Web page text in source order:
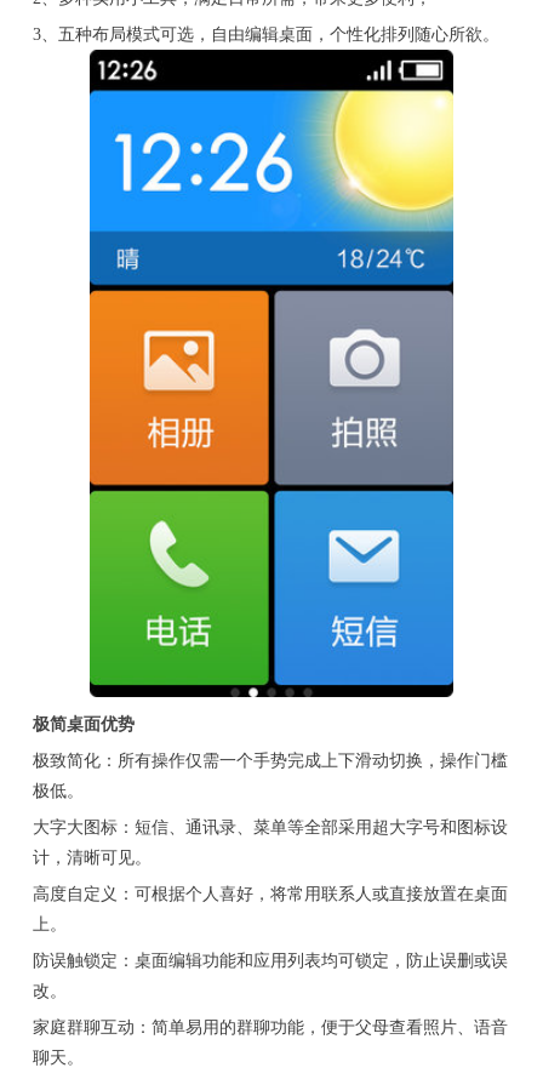
3、五种布局模式可选，自由编辑桌面，个性化排列随心所欲。
极简桌面优势
极致简化：所有操作仅需一个手势完成上下滑动切换，操作门槛
极低。
大字大图标：短信、通讯录、菜单等全部采用超大字号和图标设
计，清晰可见。
高度自定义：可根据个人喜好，将常用联系人或直接放置在桌面
上。
防误触锁定：桌面编辑功能和应用列表均可锁定，防止误删或误
改。
家庭群聊互动：简单易用的群聊功能，便于父母查看照片、语音
聊天。